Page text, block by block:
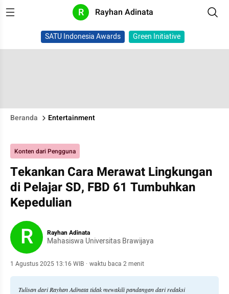
R Rayhan Adinata
SATU Indonesia Awards Green Initiative
Beranda Entertainment
Konten dari Pengguna
Tekankan Cara Merawat Lingkungan
di Pelajar SD, FBD 61 Tumbuhkan
Kepedulian
R Rayhan Adinata
Mahasiswa Universitas Brawijaya
1 Agustus 2025 13:16 WIB · waktu baca 2 menit
Tulisan dari Rayhan Adinata tidak mewakili pandangan dari redaksi